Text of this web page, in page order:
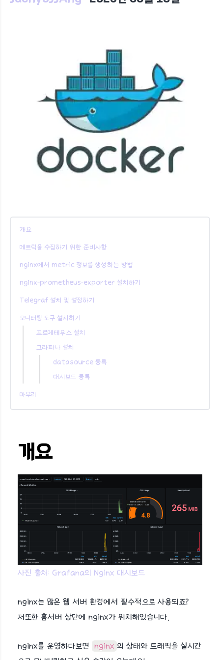
개요
메트릭을 수집하기 위한 준비사항
nginx에서 metric 정보를 생성하는 방법
nginx-prometheus-exporter 설치하기
Telegraf 설치 및 설정하기
모니터링 도구 설치하기
프로메테우스 설치
그라파나 설치
datasource 등록
대시보드 등록
마무리
개요
사진 출처: Grafana의 Nginx 대시보드
nginx는 많은 웹 서버 환경에서 필수적으로 사용되죠?
저또한 홈서버 상단에 nginx가 위치해있습니다.
nginx를 운영하다보면 nginx 의 상태와 트래픽을 실시간